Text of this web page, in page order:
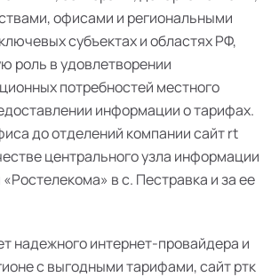
офисами и региональными
субъектах и областях РФ,
роль в удовлетворении
потребностей местного
информации о тарифах.
до отделений компании сайт rt
центрального узла информации
в с. Пестравка и за ее
надежного интернет-провайдера и
с выгодными тарифами, сайт ртк